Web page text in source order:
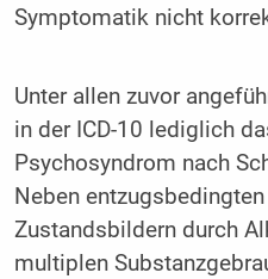
Symptomatik nicht
Unter allen zuvor
in der ICD-10 lediglich
Psychosyndrom nach
Neben
Zustandsbildern durch
multiplen